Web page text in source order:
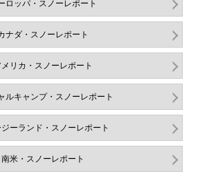
ロッパ・スノーレポート
ナダ・スノーレポート
メリカ・スノーレポート
ルキャンプ・スノーレポート
ーランド・スノーレポート
南米・スノーレポート